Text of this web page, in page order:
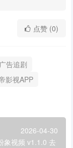
点赞 (0)
告追剧
影视APP
2026-04-30
象视频 v1.1.0 去